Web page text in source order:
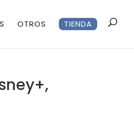
OTROS TIENDA